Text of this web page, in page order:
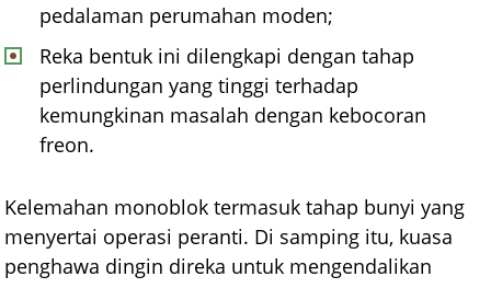
pedalaman perumahan moden;
Reka bentuk ini dilengkapi dengan tahap
perlindungan yang tinggi terhadap
kemungkinan masalah dengan kebocoran
freon.
Kelemahan monoblok termasuk tahap bunyi yang
menyertai operasi peranti. Di samping itu, kuasa
penghawa dingin direka untuk mengendalikan